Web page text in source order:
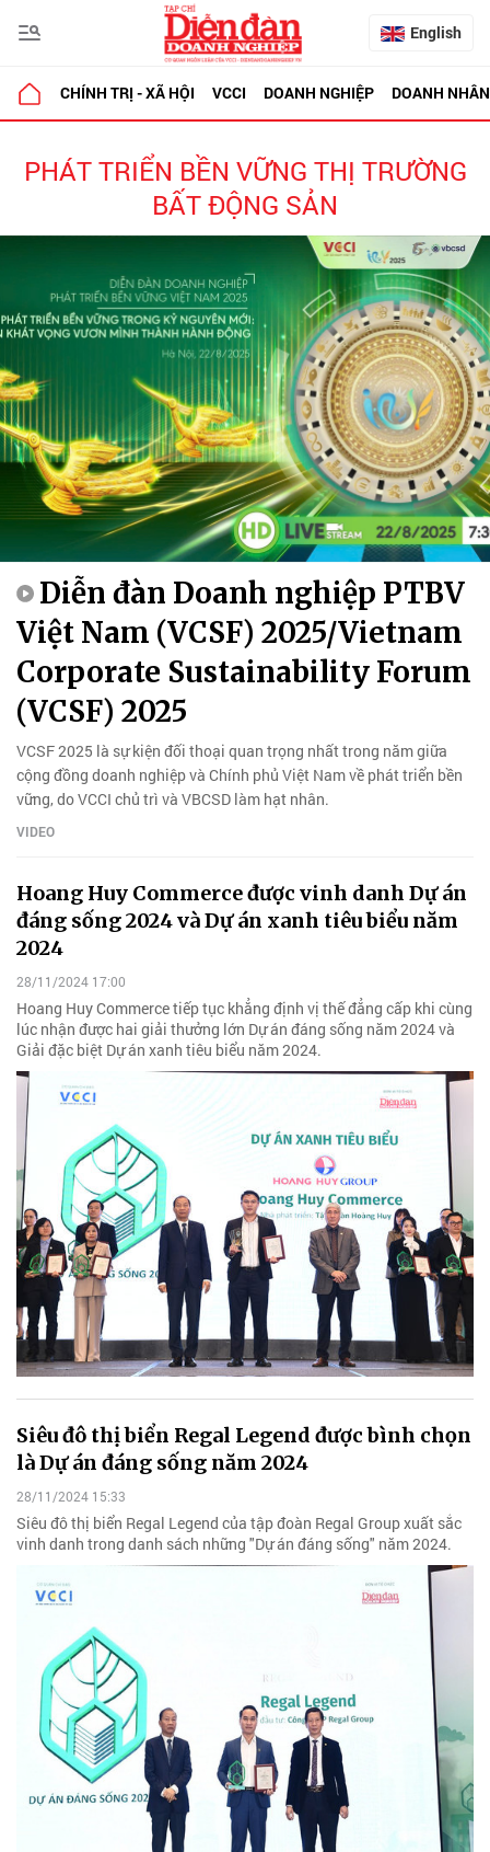
English
CHÍNH TRỊ - XÃ HỘI VCCI DOANH NGHIỆP DOANH NHÂN
PHÁT TRIỂN BỀN VỮNG THỊ TRƯỜNG
BẤT ĐỘNG SẢN
Diễn đàn Doanh nghiệp PTBV
Việt Nam (VCSF) 2025/Vietnam
Corporate Sustainability Forum
(VCSF) 2025
VCSF 2025 là sự kiện đối thoại quan trọng nhất trong năm giữa
cộng đồng doanh nghiệp và Chính phủ Việt Nam về phát triển bền
vững, do VCCI chủ trì và VBCSD làm hạt nhân.
VIDEO
Hoang Huy Commerce được vinh danh Dự án
đáng sống 2024 và Dự án xanh tiêu biểu năm
2024
28/11/2024 17:00
Hoang Huy Commerce tiếp tục khẳng định vị thế đẳng cấp khi cùng
lúc nhận được hai giải thưởng lớn Dự án đáng sống năm 2024 và
Giải đặc biệt Dự án xanh tiêu biểu năm 2024.
Siêu đô thị biển Regal Legend được bình chọn
là Dự án đáng sống năm 2024
28/11/2024 15:33
Siêu đô thị biển Regal Legend của tập đoàn Regal Group xuất sắc
vinh danh trong danh sách những "Dự án đáng sống" năm 2024.